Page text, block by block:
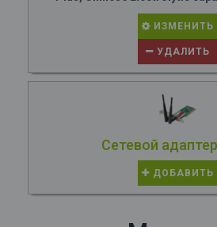
ИЗМЕНИТЬ
УДАЛИТЬ
Сетевой
ДОБАВИТЬ